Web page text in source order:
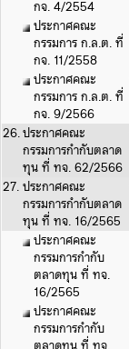
กจ. 4/2554
ประกาศคณะ
กรรมการ ก.ล.ต. ที่
กจ. 11/2558
ประกาศคณะ
กรรมการ ก.ล.ต. ที่
กจ. 9/2566
26.ประกาศคณะ
กรรมการกำกับตลาด
ทุน ที่ ทจ. 62/2566
27.ประกาศคณะ
กรรมการกำกับตลาด
ทุน ที่ ทจ. 16/2565
ประกาศคณะ
กรรมการกำกับ
ตลาดทุน ที่ ทจ.
16/2565
ประกาศคณะ
กรรมการกำกับ